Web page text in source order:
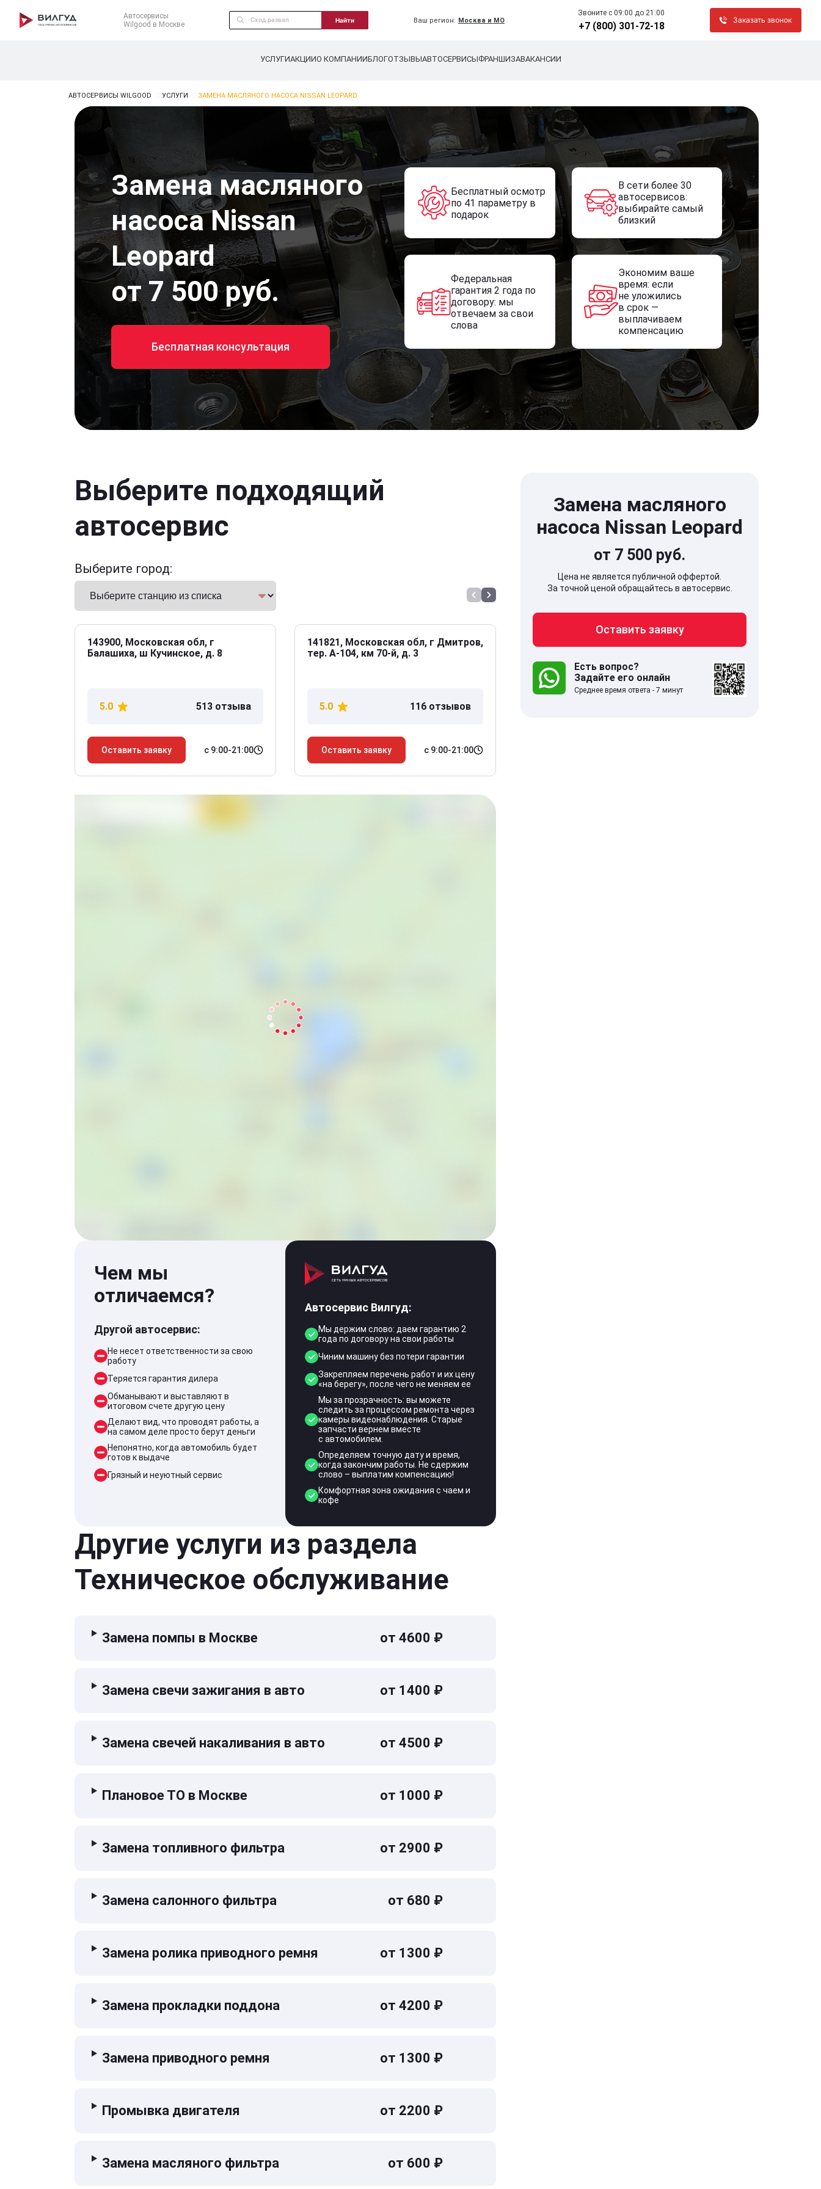
Автосервисы
Wilgood в Москве
Найти Ваш регион: Москва и МО
Звоните c 09:00 до 21:00
+7 (800) 301-72-18
Заказать звонок
УСЛУГИАКЦИИО КОМПАНИИБЛОГОТЗЫВЫАВТОСЕРВИСЫФРАНШИЗАВАКАНСИИ
АВТОСЕРВИСЫ WILGOOD УСЛУГИ ЗАМЕНА МАСЛЯНОГО НАСОСА NISSAN LEOPARD
Замена масляного
насоса Nissan
Leopard
от 7 500 руб.
Бесплатная консультация
Бесплатный осмотр
по 41 параметру в
подарок
В сети более 30
автосервисов:
выбирайте самый
близкий
Федеральная
гарантия 2 года по
договору: мы
отвечаем за свои
слова
Экономим ваше
время: если
не уложились
в срок —
выплачиваем
компенсацию
Выберите подходящий
автосервис
Выберите город:
143900, Московская обл, г
Балашиха, ш Кучинское, д. 8
5.0 513 отзыва
Оставить заявку с 9:00-21:00
141821, Московская обл, г Дмитров,
тер. А-104, км 70-й, д. 3
5.0 116 отзывов
Оставить заявку с 9:00-21:00
141707, Московская обл,
дом 5
Чем мы
отличаемся?
Другой автосервис:
Не несет ответственности за свою
работу
Теряется гарантия дилера
Обманывают и выставляют в
итоговом счете другую цену
Делают вид, что проводят работы, а
на самом деле просто берут деньги
Непонятно, когда автомобиль будет
готов к выдаче
Грязный и неуютный сервис
Автосервис Вилгуд:
Мы держим слово: даем гарантию 2
года по договору на свои работы
Чиним машину без потери гарантии
Закрепляем перечень работ и их цену
«на берегу», после чего не меняем ее
Мы за прозрачность: вы можете
следить за процессом ремонта через
камеры видеонаблюдения. Старые
запчасти вернем вместе
с автомобилем.
Определяем точную дату и время,
когда закончим работы. Не сдержим
слово – выплатим компенсацию!
Комфортная зона ожидания с чаем и
кофе
Другие услуги из раздела
Техническое обслуживание
Замена помпы в Москве от 4600 ₽
Замена свечи зажигания в авто от 1400 ₽
Замена свечей накаливания в авто от 4500 ₽
Плановое ТО в Москве от 1000 ₽
Замена топливного фильтра от 2900 ₽
Замена салонного фильтра от 680 ₽
Замена ролика приводного ремня от 1300 ₽
Замена прокладки поддона от 4200 ₽
Замена приводного ремня от 1300 ₽
Промывка двигателя от 2200 ₽
Замена масляного фильтра от 600 ₽
Замена масляного
насоса Nissan Leopard
от 7 500 руб.
Цена не является публичной оффертой.
За точной ценой обращайтесь в автосервис.
Оставить заявку
Есть вопрос?
Задайте его онлайн
Среднее время ответа - 7 минут